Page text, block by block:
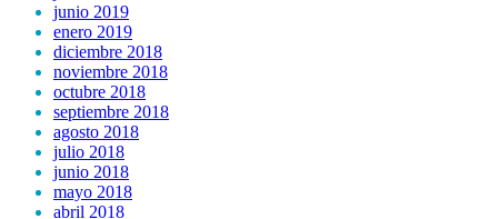
junio 2019
enero 2019
diciembre 2018
noviembre 2018
octubre 2018
septiembre 2018
agosto 2018
julio 2018
junio 2018
mayo 2018
abril 2018